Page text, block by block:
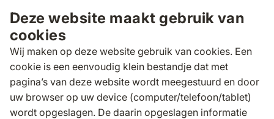
Deze website maakt gebruik van
cookies
Wij maken op deze website gebruik van cookies. Een
cookie is een eenvoudig klein bestandje dat met
pagina’s van deze website wordt meegestuurd en door
uw browser op uw device (computer/telefoon/tablet)
wordt opgeslagen. De daarin opgeslagen informatie
Zoeken
Klantscore9,5/10